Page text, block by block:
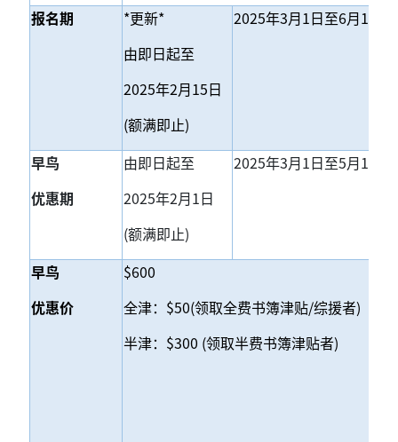
报名期
*更新*
由即日起至
2025年2月15日
(额满即止)
2025年3月1日至6月1日(
早鸟
优惠期
由即日起至
2025年2月1日
(额满即止)
2025年3月1日至5月1日(
早鸟
优惠价
$600
全津：$50(领取全费书簿津贴/综援者)
半津：$300 (领取半费书簿津贴者)